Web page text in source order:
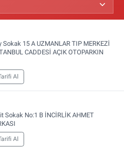
Sokak 15 A UZMANLAR TIP MERKEZİ
CADDESİ AÇIK OTOPARKIN
Al
Sokak No:1 B İNCİRLİK AHMET
Al